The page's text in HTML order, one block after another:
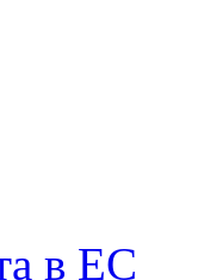
в ЕС